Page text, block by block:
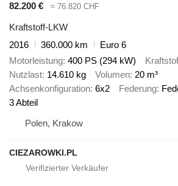
82.200 € ≈ 76.820 CHF
Kraftstoff-LKW
2016
360.000 km
Euro 6
Motorleistung 400 PS (294 kW)
Nutzlast 14.610 kg Volumen 20 m³
Achsenkonfiguration 6x2 Federung
3 Abteil
Polen, Krakow
CIEZAROWKI.PL